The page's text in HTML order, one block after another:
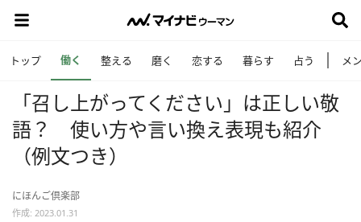
トップ 働く 整える 磨く 恋する 暮らす 占う メ
「召し上がってください」は正しい敬
語？ 使い方や言い換え表現も紹介
（例文つき）
にほんご倶楽部
作成: 2023.01.31